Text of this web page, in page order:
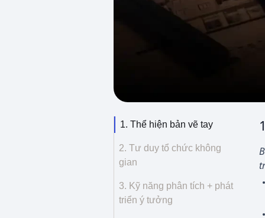
1. Thể hiện bản vẽ tay
2. Tư duy tổ chức không
gian
3. Kỹ năng phân tích + phát
triển ý tưởng